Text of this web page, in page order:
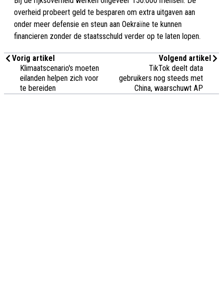
overheid probeert geld te besparen om extra uitgaven aan
onder meer defensie en steun aan Oekraïne te kunnen
financieren zonder de staatsschuld verder op te laten lopen.
Vorig artikel
Klimaatscenario's moeten
eilanden helpen zich voor
te bereiden
Volgend artikel
TikTok deelt data
gebruikers nog steeds met
China, waarschuwt AP